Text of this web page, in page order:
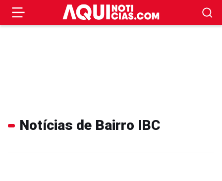
Notícias de Bairro IBC